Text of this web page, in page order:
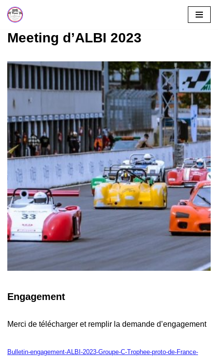
au
Meeting d’ALBI 2023
Engagement
Merci de télécharger et remplir la demande d’engagement
Bulletin-engagement-ALBI-2023-Groupe-C-Trophee-proto-de-France-